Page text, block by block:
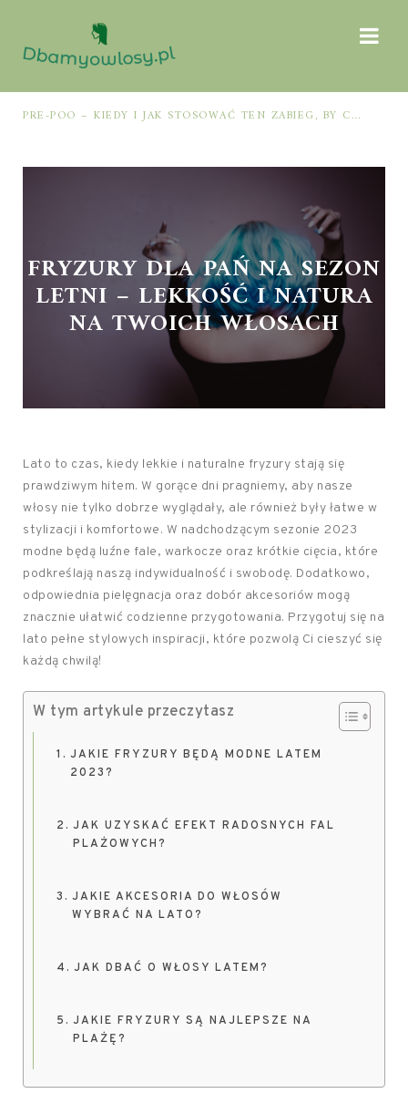
PRE-POO – KIEDY I JAK STOSOWAĆ TEN ZABIEG, BY CHRONIĆ I NAWILŻAĆ WŁOSY PRZED MYCIEM SZAMPONEM
FRYZURY DLA PAŃ NA SEZON
LETNI – LEKKOŚĆ I NATURA
NA TWOICH WŁOSACH
Lato to czas, kiedy lekkie i naturalne fryzury stają się
prawdziwym hitem. W gorące dni pragniemy, aby nasze
włosy nie tylko dobrze wyglądały, ale również były łatwe w
stylizacji i komfortowe. W nadchodzącym sezonie 2023
modne będą luźne fale, warkocze oraz krótkie cięcia, które
podkreślają naszą indywidualność i swobodę. Dodatkowo,
odpowiednia pielęgnacja oraz dobór akcesoriów mogą
znacznie ułatwić codzienne przygotowania. Przygotuj się na
lato pełne stylowych inspiracji, które pozwolą Ci cieszyć się
każdą chwilą!
W tym artykule przeczytasz
JAKIE FRYZURY BĘDĄ MODNE LATEM
2023?
JAK UZYSKAĆ EFEKT RADOSNYCH FAL
PLAŻOWYCH?
JAKIE AKCESORIA DO WŁOSÓW
WYBRAĆ NA LATO?
JAK DBAĆ O WŁOSY LATEM?
JAKIE FRYZURY SĄ NAJLEPSZE NA
PLAŻĘ?